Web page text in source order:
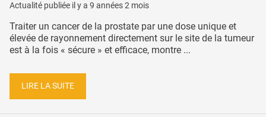
Actualité publiée il y a 9 années 2 mois
Traiter un cancer de la prostate par une dose unique et
élevée de rayonnement directement sur le site de la tumeur
est à la fois « sécure » et efficace, montre ...
LIRE LA SUITE